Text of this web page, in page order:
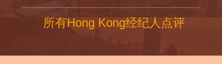
所有Hong Kong经纪人点评